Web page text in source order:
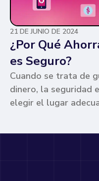
21 DE JUNIO DE 2024
¿Por Qué
es Seguro?
Cuando se trata de
dinero, la seguridad
elegir el lugar